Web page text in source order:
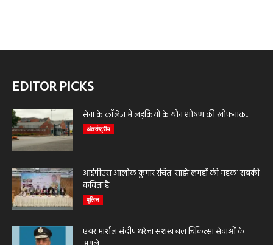
EDITOR PICKS
सेना के कॉलेज में लड़कियों के यौन शोषण की खौफनाक...
अंतर्राष्ट्रीय
आईपीएस आलोक कुमार रचित ‘साझे लमहों की महक’ सबकी
कविता है
पुलिस
एयर मार्शल संदीप थरेजा सशस्त्र बल चिकित्सा सेवाओं के